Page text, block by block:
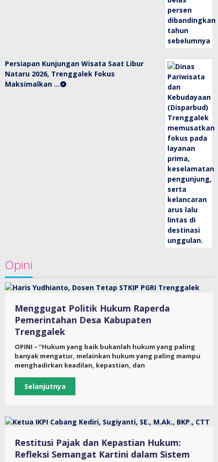
Persiapan Kunjungan Wisata Saat Libur
Nataru 2026, Trenggalek Fokus
Maksimalkan …
Opini
Menggugat Politik Hukum Raperda
Pemerintahan Desa Kabupaten
Trenggalek
OPINI – “Hukum yang baik bukanlah hukum yang paling
banyak mengatur, melainkan hukum yang paling mampu
menghadirkan keadilan, kepastian, dan
Selanjutnya
Restitusi Pajak dan Kepastian Hukum:
Refleksi Semangat Kartini dalam Sistem